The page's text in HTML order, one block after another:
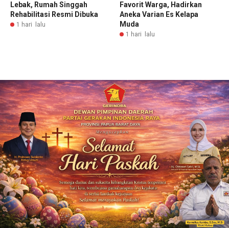
Lebak, Rumah Singgah
Rehabilitasi Resmi Dibuka
1 hari lalu
Favorit Warga, Hadirkan
Aneka Varian Es Kelapa
Muda
1 hari lalu